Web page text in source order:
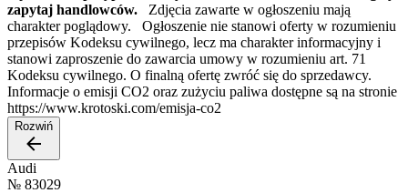
zapytaj handlowców. Zdjęcia zawarte w ogłoszeniu mają
charakter poglądowy. Ogłoszenie nie stanowi oferty w rozumieniu
przepisów Kodeksu cywilnego, lecz ma charakter informacyjny i
stanowi zaproszenie do zawarcia umowy w rozumieniu art. 71
Kodeksu cywilnego. O finalną ofertę zwróć się do sprzedawcy.
Informacje o emisji CO2 oraz zużyciu paliwa dostępne są na stronie
https://www.krotoski.com/emisja-co2
Rozwiń
Audi
№ 83029